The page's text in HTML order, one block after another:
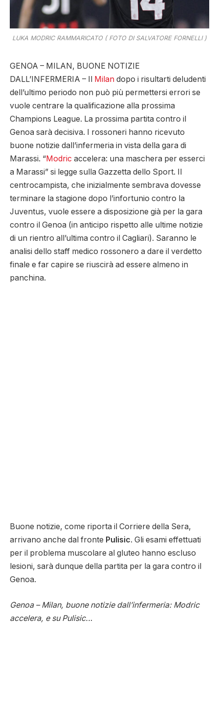
LUKA MODRIC RAMMARICATO ( FOTO DI SALVATORE FORNELLI )
GENOA – MILAN, BUONE NOTIZIE
DALL’INFERMERIA – Il Milan dopo i risultarti deludenti
dell’ultimo periodo non può più permettersi errori se
vuole centrare la qualificazione alla prossima
Champions League. La prossima partita contro il
Genoa sarà decisiva. I rossoneri hanno ricevuto
buone notizie dall’infermeria in vista della gara di
Marassi. “Modric accelera: una maschera per esserci
a Marassi” si legge sulla Gazzetta dello Sport. Il
centrocampista, che inizialmente sembrava dovesse
terminare la stagione dopo l’infortunio contro la
Juventus, vuole essere a disposizione già per la gara
contro il Genoa (in anticipo rispetto alle ultime notizie
di un rientro all’ultima contro il Cagliari). Saranno le
analisi dello staff medico rossonero a dare il verdetto
finale e far capire se riuscirà ad essere almeno in
panchina.
Buone notizie, come riporta il Corriere della Sera,
arrivano anche dal fronte Pulisic. Gli esami effettuati
per il problema muscolare al gluteo hanno escluso
lesioni, sarà dunque della partita per la gara contro il
Genoa.
Genoa – Milan, buone notizie dall’infermeria: Modric
accelera, e su Pulisic...